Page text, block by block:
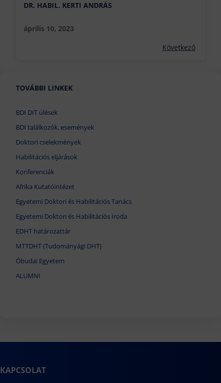
DR. HABIL. KERTI ANDRÁS
április 10, 2023
Következő
TOVÁBBI LINKEK
BDI DIT ülések
BDI találkozók, események
Doktori cselekmények
Habilitációs eljárások
Konferenciák
Afrika Kutatóintézet
Egyetemi Doktori és Habilitációs Tanács
Egyetemi Doktori és Habilitációs Iroda
EDHT határozattár
MTTDHT (Tudományági DHT)
Óbudai Egyetem
ALUMNI
KAPCSOLAT